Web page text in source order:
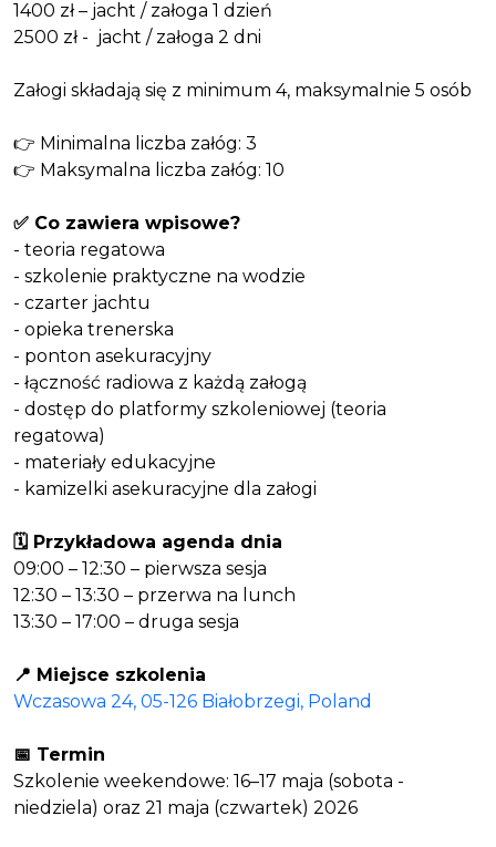
1400 zł – jacht / załoga 1 dzień
2500 zł - jacht / załoga 2 dni
Załogi składają się z minimum 4, maksymalnie 5 osób
👉 Minimalna liczba załóg: 3
👉 Maksymalna liczba załóg: 10
✅ Co zawiera wpisowe?
- teoria regatowa
- szkolenie praktyczne na wodzie
- czarter jachtu
- opieka trenerska
- ponton asekuracyjny
- łączność radiowa z każdą załogą
- dostęp do platformy szkoleniowej (teoria
regatowa)
- materiały edukacyjne
- kamizelki asekuracyjne dla załogi
🗓 Przykładowa agenda dnia
09:00 – 12:30 – pierwsza sesja
12:30 – 13:30 – przerwa na lunch
13:30 – 17:00 – druga sesja
📍 Miejsce szkolenia
Wczasowa 24, 05-126 Białobrzegi, Poland
📅 Termin
Szkolenie weekendowe: 16–17 maja (sobota -
niedziela) oraz 21 maja (czwartek) 2026